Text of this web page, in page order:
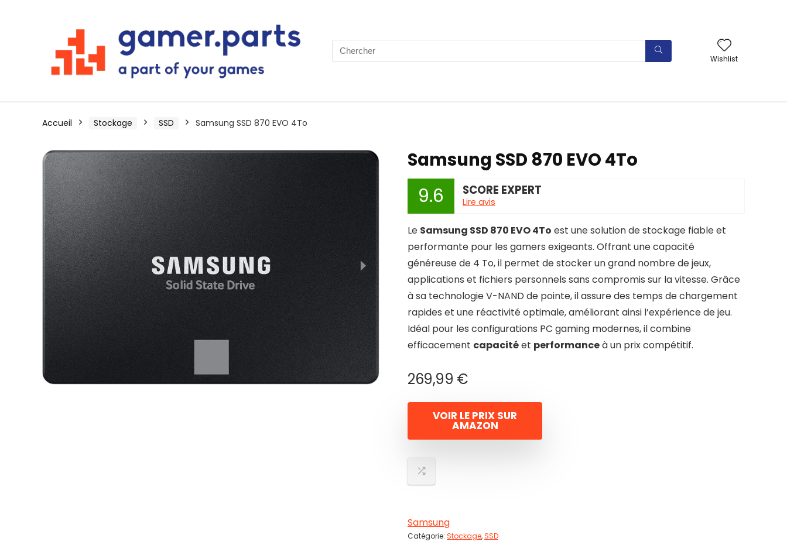
Search
for:
Wishlist
Accueil Stockage SSD Samsung SSD 870 EVO 4To
Samsung SSD 870 EVO 4To
9.6 SCORE EXPERT
Lire avis
Le Samsung SSD 870 EVO 4To est une solution de stockage fiable et
performante pour les gamers exigeants. Offrant une capacité
généreuse de 4 To, il permet de stocker un grand nombre de jeux,
applications et fichiers personnels sans compromis sur la vitesse. Grâce
à sa technologie V-NAND de pointe, il assure des temps de chargement
rapides et une réactivité optimale, améliorant ainsi l’expérience de jeu.
Idéal pour les configurations PC gaming modernes, il combine
efficacement capacitéet performanceà un prix compétitif.
269,99 €
VOIR LE PRIX SUR
AMAZON
Samsung
Catégorie: Stockage,SSD